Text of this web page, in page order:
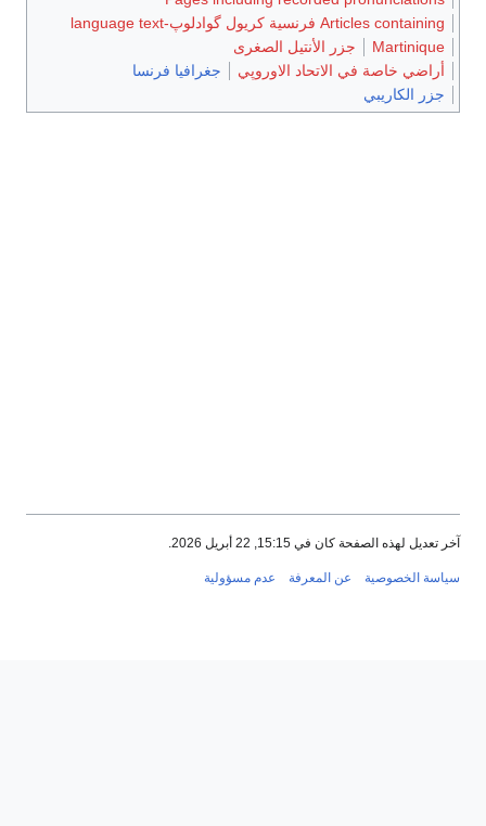
الصغرى
الاوروپي
جغرافيا فرنسا
2026.
عدم مسؤولية